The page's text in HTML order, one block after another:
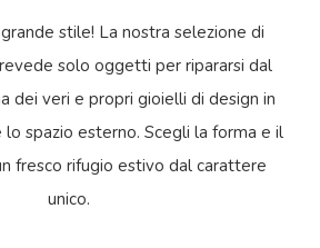
stile! La nostra selezione di
solo oggetti per ripararsi dal
dei veri e propri gioielli di design in
spazio esterno. Scegli la forma e il
fresco rifugio estivo dal carattere
unico.